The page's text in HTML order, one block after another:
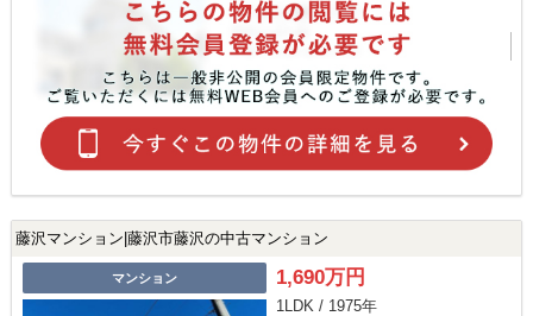
藤沢マンション|藤沢市藤沢の中古マンション
マンション 1,690万円
1LDK / 1975年